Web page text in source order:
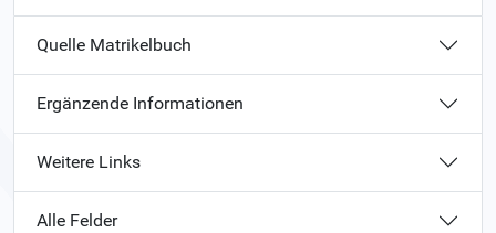
Quelle Matrikelbuch
Ergänzende Informationen
Weitere Links
Alle Felder